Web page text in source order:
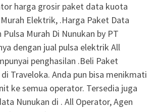
harga grosir paket data kuota
Elektrik, .Harga Paket Data
Murah Di Nunukan by PT
dengan jual pulsa elektrik All
penghasilan .Beli Paket
Traveloka. Anda pun bisa menikmati
ke semua operator. Tersedia juga
Nunukan di . All Operator, Agen